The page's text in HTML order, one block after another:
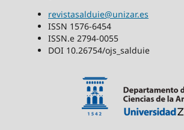
revistasalduie@unizar.es
ISSN 1576-6454
ISSN.e 2794-0055
DOI 10.26754/ojs_salduie